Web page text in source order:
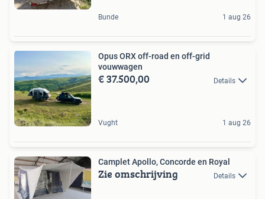
Bunde 1 aug 26
Opus ORX off-road en off-grid
vouwwagen
€ 37.500,00 Details
Vught 1 aug 26
Camplet Apollo, Concorde en Royal
Zie omschrijving Details